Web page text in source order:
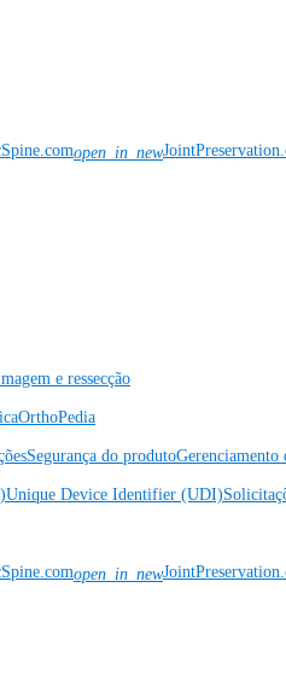
open_in_new
e ressecção
OrthoPedia
Segurança do produtoGerenciamento
Unique Device Identifier (UDI)
open_in_new